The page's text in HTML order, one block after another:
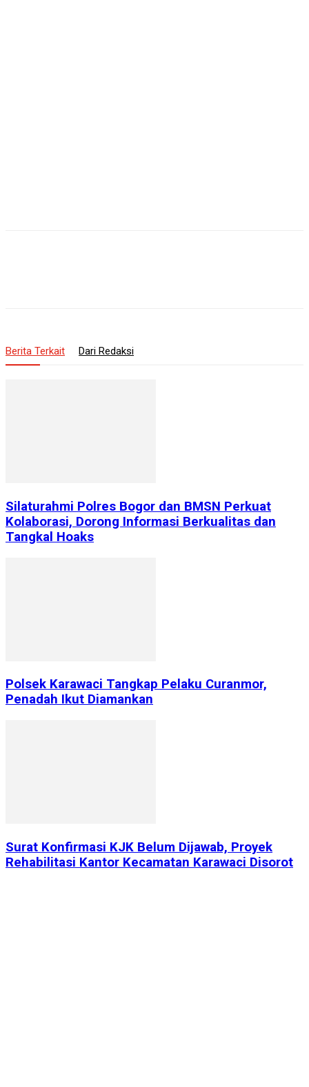
Berita Terkait Dari Redaksi
Silaturahmi Polres Bogor dan BMSN Perkuat
Kolaborasi, Dorong Informasi Berkualitas dan
Tangkal Hoaks
Polsek Karawaci Tangkap Pelaku Curanmor,
Penadah Ikut Diamankan
Surat Konfirmasi KJK Belum Dijawab, Proyek
Rehabilitasi Kantor Kecamatan Karawaci Disorot